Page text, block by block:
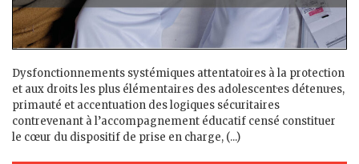
Dysfonctionnements systémiques attentatoires à la protection
et aux droits les plus élémentaires des adolescent·es détenu·es,
primauté et accentuation des logiques sécuritaires
contrevenant à l’accompagnement éducatif censé constituer
le cœur du dispositif de prise en charge, (...)